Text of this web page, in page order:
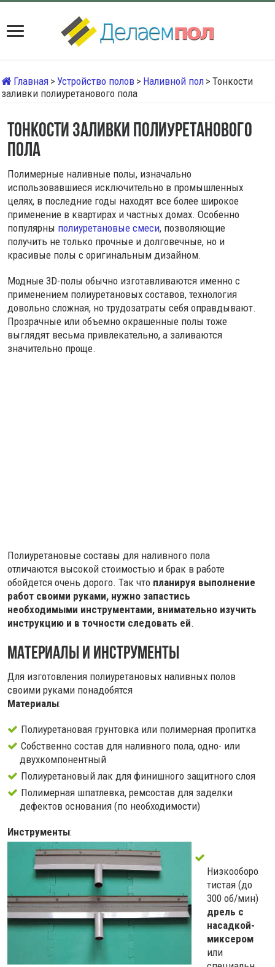
Главная > Устройство полов > Наливной пол > Тонкости
заливки полиуретанового пола
Тонкости заливки полиуретанового
пола
Полимерные наливные полы, изначально
использовавшиеся исключительно в промышленных
целях, в последние годы находят все более широкое
применение в квартирах и частных домах. Особенно
популярны полиуретановые смеси, позволяющие
получить не только прочные и долговечные, но и
красивые полы с оригинальным дизайном.
Модные 3D-полы обычно изготавливаются именно с
применением полиуретановых составов, технология
довольно сложная, но трудозатраты себя оправдывают.
Прозрачные или объемно окрашенные полы тоже
выглядят весьма привлекательно, а заливаются
значительно проще.
Полиуретановые составы для наливного пола
отличаются высокой стоимостью и брак в работе
обойдется очень дорого. Так что планируя выполнение
работ своими руками, нужно запастись
необходимыми инструментами, внимательно изучить
инструкцию и в точности следовать ей.
Материалы и инструменты
Для изготовления полиуретановых наливных полов
своими руками понадобятся
Материалы:
Полиуретановая грунтовка или полимерная пропитка
Собственно состав для наливного пола, одно- или
двухкомпонентный
Полиуретановый лак для финишного защитного слоя
Полимерная шпатлевка, ремсостав для заделки
дефектов основания (по необходимости)
Инструменты:
Низкооборо
тистая (до
300 об/мин)
дрель с
насадкой-
миксером
или